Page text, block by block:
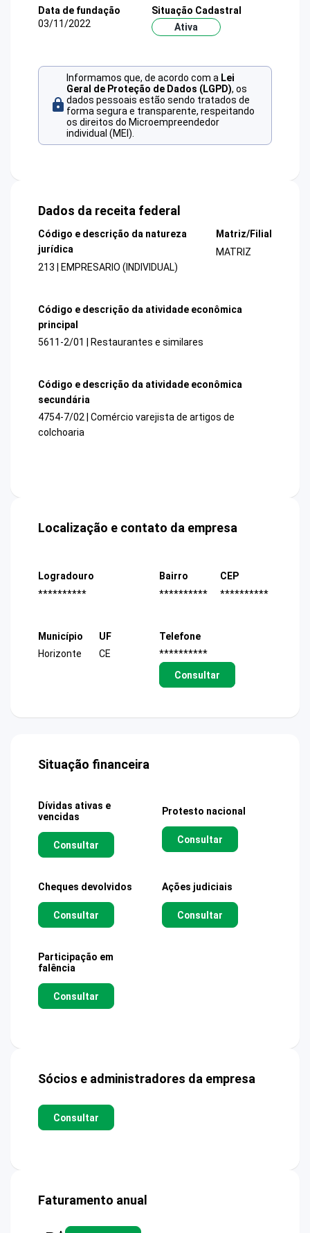
Data de fundação
03/11/2022
Situação Cadastral
Ativa
Informamos que, de acordo com a Lei
Geral de Proteção de Dados (LGPD), os
dados pessoais estão sendo tratados de
forma segura e transparente, respeitando
os direitos do Microempreendedor
individual (MEI).
Dados da receita federal
Código e descrição da natureza
jurídica
213 | EMPRESARIO (INDIVIDUAL)
Matriz/Filial
MATRIZ
Código e descrição da atividade econômica
principal
5611-2/01 | Restaurantes e similares
Código e descrição da atividade econômica
secundária
4754-7/02 | Comércio varejista de artigos de
colchoaria
Localização e contato da empresa
Logradouro
**********
Bairro
**********
CEP
**********
Município
Horizonte
UF
CE
Telefone
**********
Consultar
Situação financeira
Dívidas ativas e
vencidas
Consultar
Protesto nacional
Consultar
Cheques devolvidos
Consultar
Ações judiciais
Consultar
Participação em
falência
Consultar
Sócios e administradores da empresa
Consultar
Faturamento anual